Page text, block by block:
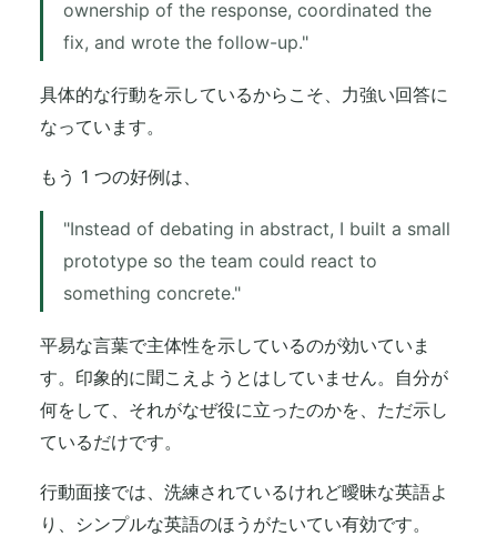
ownership of the response, coordinated the
fix, and wrote the follow-up."
具体的な行動を示しているからこそ、力強い回答に
なっています。
もう 1 つの好例は、
"Instead of debating in abstract, I built a small
prototype so the team could react to
something concrete."
平易な言葉で主体性を示しているのが効いていま
す。印象的に聞こえようとはしていません。自分が
何をして、それがなぜ役に立ったのかを、ただ示し
ているだけです。
行動面接では、洗練されているけれど曖昧な英語よ
り、シンプルな英語のほうがたいてい有効です。